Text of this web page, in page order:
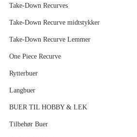
Take-Down Recurves
Take-Down Recurve midtstykker
Take-Down Recurve Lemmer
One Piece Recurve
Rytterbuer
Langbuer
BUER TIL HOBBY & LEK
Tilbehør Buer